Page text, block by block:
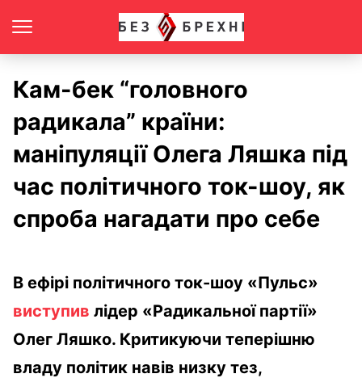
Кам-бек “головного
радикала” країни:
маніпуляції Олега Ляшка під
час політичного ток-шоу, як
спроба нагадати про себе
В ефірі політичного ток-шоу «Пульс»
виступив лідер «Радикальної партії»
Олег Ляшко. Критикуючи теперішню
владу політик навів низку тез,